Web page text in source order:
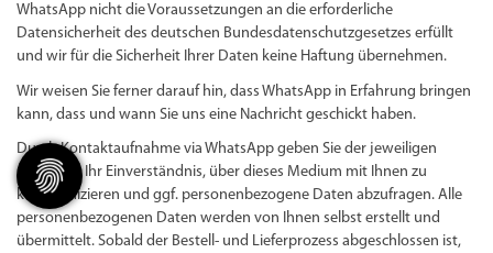
WhatsApp nicht die Voraussetzungen an die erforderliche
Datensicherheit des deutschen Bundesdatenschutzgesetzes erfüllt
und wir für die Sicherheit Ihrer Daten keine Haftung übernehmen.
Wir weisen Sie ferner darauf hin, dass WhatsApp in Erfahrung bringen
kann, dass und wann Sie uns eine Nachricht geschickt haben.
Durch Kontaktaufnahme via WhatsApp geben Sie der jeweiligen
Apotheke Ihr Einverständnis, über dieses Medium mit Ihnen zu
kommunizieren und ggf. personenbezogene Daten abzufragen. Alle
personenbezogenen Daten werden von Ihnen selbst erstellt und
übermittelt. Sobald der Bestell- und Lieferprozess abgeschlossen ist,